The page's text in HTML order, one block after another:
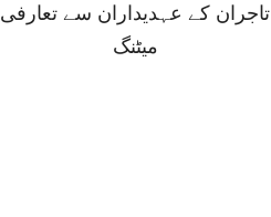
تاجران کے عہدیداران سے تعارفی
میٹنگ